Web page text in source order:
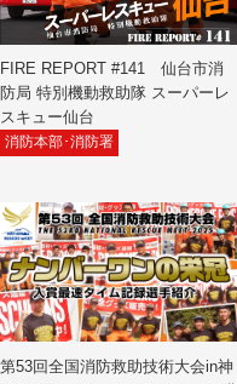
FIRE REPORT #141 仙台市消
防局 特別機動救助隊 スーパーレ
スキュー仙台
消防本部･消防署
第53回全国消防救助技術大会in神